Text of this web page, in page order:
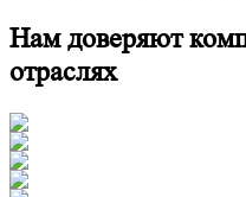
Нам доверяют
отраслях